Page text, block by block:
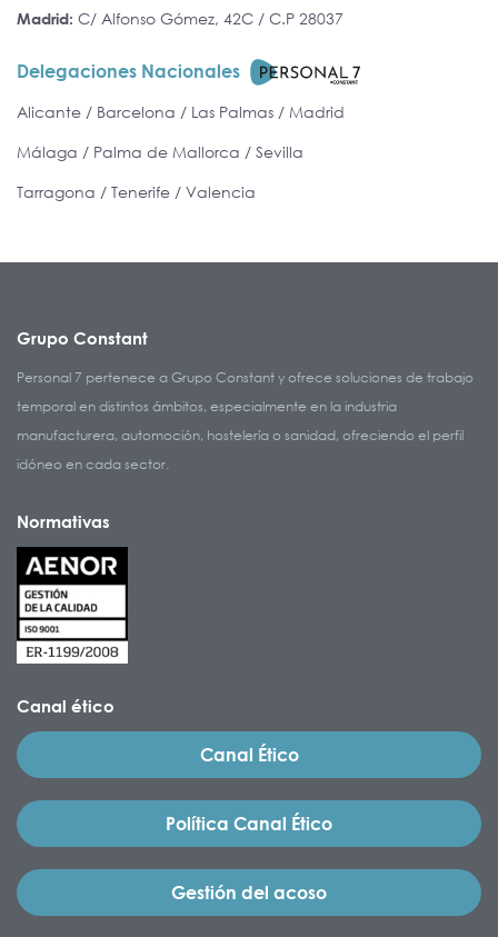
Madrid: C/ Alfonso Gómez, 42C / C.P 28037
Delegaciones Nacionales
Alicante / Barcelona / Las Palmas / Madrid
Málaga / Palma de Mallorca / Sevilla
Tarragona / Tenerife / Valencia
Grupo Constant
Personal 7 pertenece a Grupo Constant y ofrece soluciones de trabajo
temporal en distintos ámbitos, especialmente en la industria
manufacturera, automoción, hostelería o sanidad, ofreciendo el perfil
idóneo en cada sector.
Normativas
Canal ético
Canal Ético
Política Canal Ético
Gestión del acoso